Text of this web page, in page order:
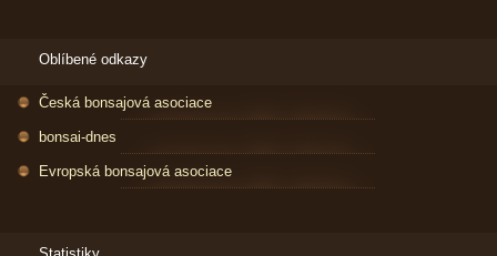
Oblíbené odkazy
Česká bonsajová asociace
bonsai-dnes
Evropská bonsajová asociace